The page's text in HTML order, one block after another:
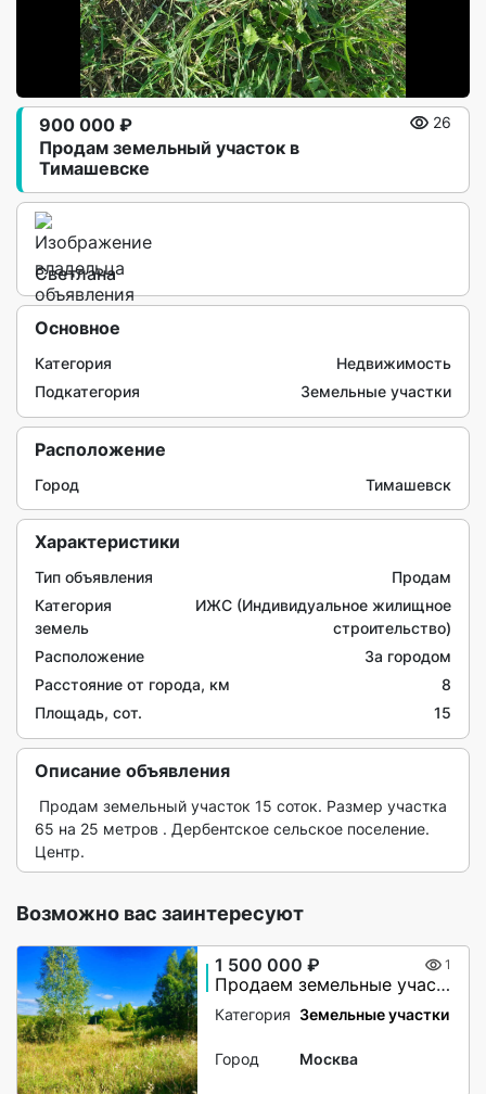
Продам земельный участок в
Тимашевске
900 000 ₽ 26
Светлана
Основное
Категория
Недвижимость
Подкатегория
Земельные участки
Расположение
Город Тимашевск
Характеристики
Тип объявления
Продам
Категория
земель
ИЖС (Индивидуальное жилищное
строительство)
Расположение
За городом
Расстояние от города, км
8
Площадь, сот.
15
Описание объявления
65 на 25 метров . Дербентское сельское поселение.
Центр.
Возможно вас заинтересуют
1 500 000 ₽ 1
Продаем земельные участки по 25 соток на Волге
Категория Земельные участки
Город Москва